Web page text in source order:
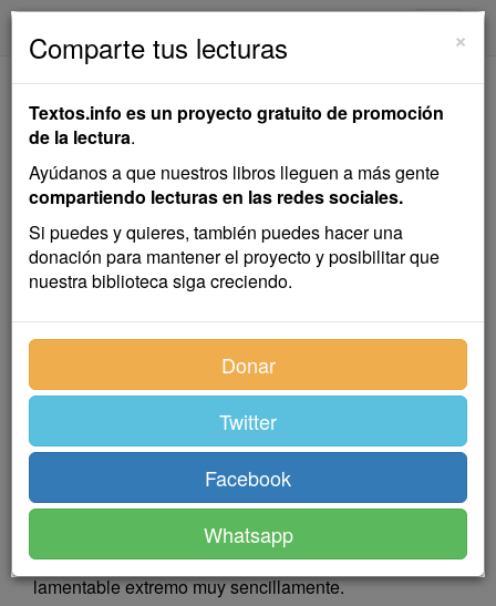
La Justa Proporción
de las Cosas
Horacio Quiroga
Cuento
Hasta el año pasado un individuo de levita y sombrero
de copa se estacionaba todas las tardes en la esquina
Artes y juncal, dando en la manía de disponer el orden
de los carruajes para evitar interrupciones. Los jueves
y domingos de tarde tenía gran tarea porque
Ponía toda su alma en tan ingrata función; cansado,
sudoroso, hecho una lástima de desasosiego, tenía la
conciencia fresca y fuerte por el exacto deber
cumplido. El individuo era loco, y dio en tan
lamentable extremo muy sencillamente.
×
Comparte tus lecturas
Textos.info es un proyecto gratuito de promoción
de la lectura.
Ayúdanos a que nuestros libros lleguen a más gente
compartiendo lecturas en las redes sociales.
Si puedes y quieres, también puedes hacer una
donación para mantener el proyecto y posibilitar que
nuestra biblioteca siga creciendo.
Donar
Twitter
Facebook
Whatsapp